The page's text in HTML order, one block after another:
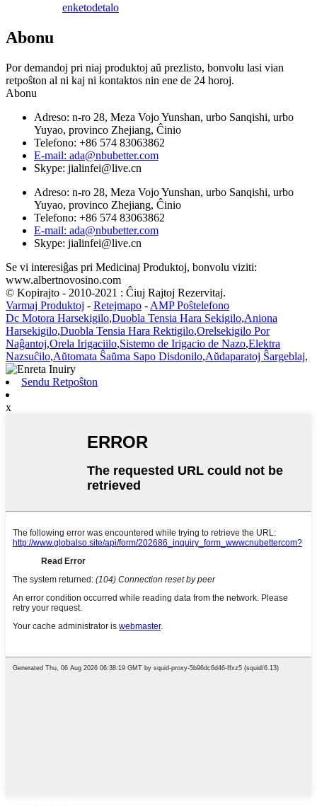
enketodetalo
Abonu
Por demandoj pri niaj produktoj aŭ prezlisto, bonvolu lasi vian
retpoŝton al ni kaj ni kontaktos nin ene de 24 horoj.
Abonu
Adreso: n-ro 28, Meza Vojo Yunshan, urbo Sanqishi, urbo
Yuyao, provinco Zhejiang, Ĉinio
Telefono: +86 574 83063862
E-mail: ada@nbubetter.com
Skype: jialinfei@live.cn
Adreso: n-ro 28, Meza Vojo Yunshan, urbo Sanqishi, urbo
Yuyao, provinco Zhejiang, Ĉinio
Telefono: +86 574 83063862
E-mail: ada@nbubetter.com
Skype: jialinfei@live.cn
Se vi interesiĝas pri Medicinaj Produktoj, bonvolu viziti:
www.albertnovosino.com
© Kopirajto - 2010-2021 : Ĉiuj Rajtoj Rezervitaj.
Varmaj Produktoj - Retejmapo - AMP Poŝtelefono
Dc Motora Harsekigilo,Duobla Tensia Hara Sekigilo,Aniona
Harsekigilo,Duobla Tensia Hara Rektigilo,Orelsekigilo Por
Naĝantoj,Orela Irigaciilo,Sistemo de Irigacio de Nazo,Elektra
Nazsuĉilo,Aŭtomata Ŝaŭma Sapo Disdonilo,Aŭdaparatoj Ŝargeblaj,
Sendu Retpoŝton
x